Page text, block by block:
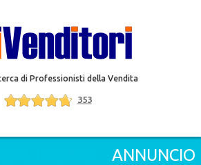
di Professionisti della Vendita
353
ANNUNCIO